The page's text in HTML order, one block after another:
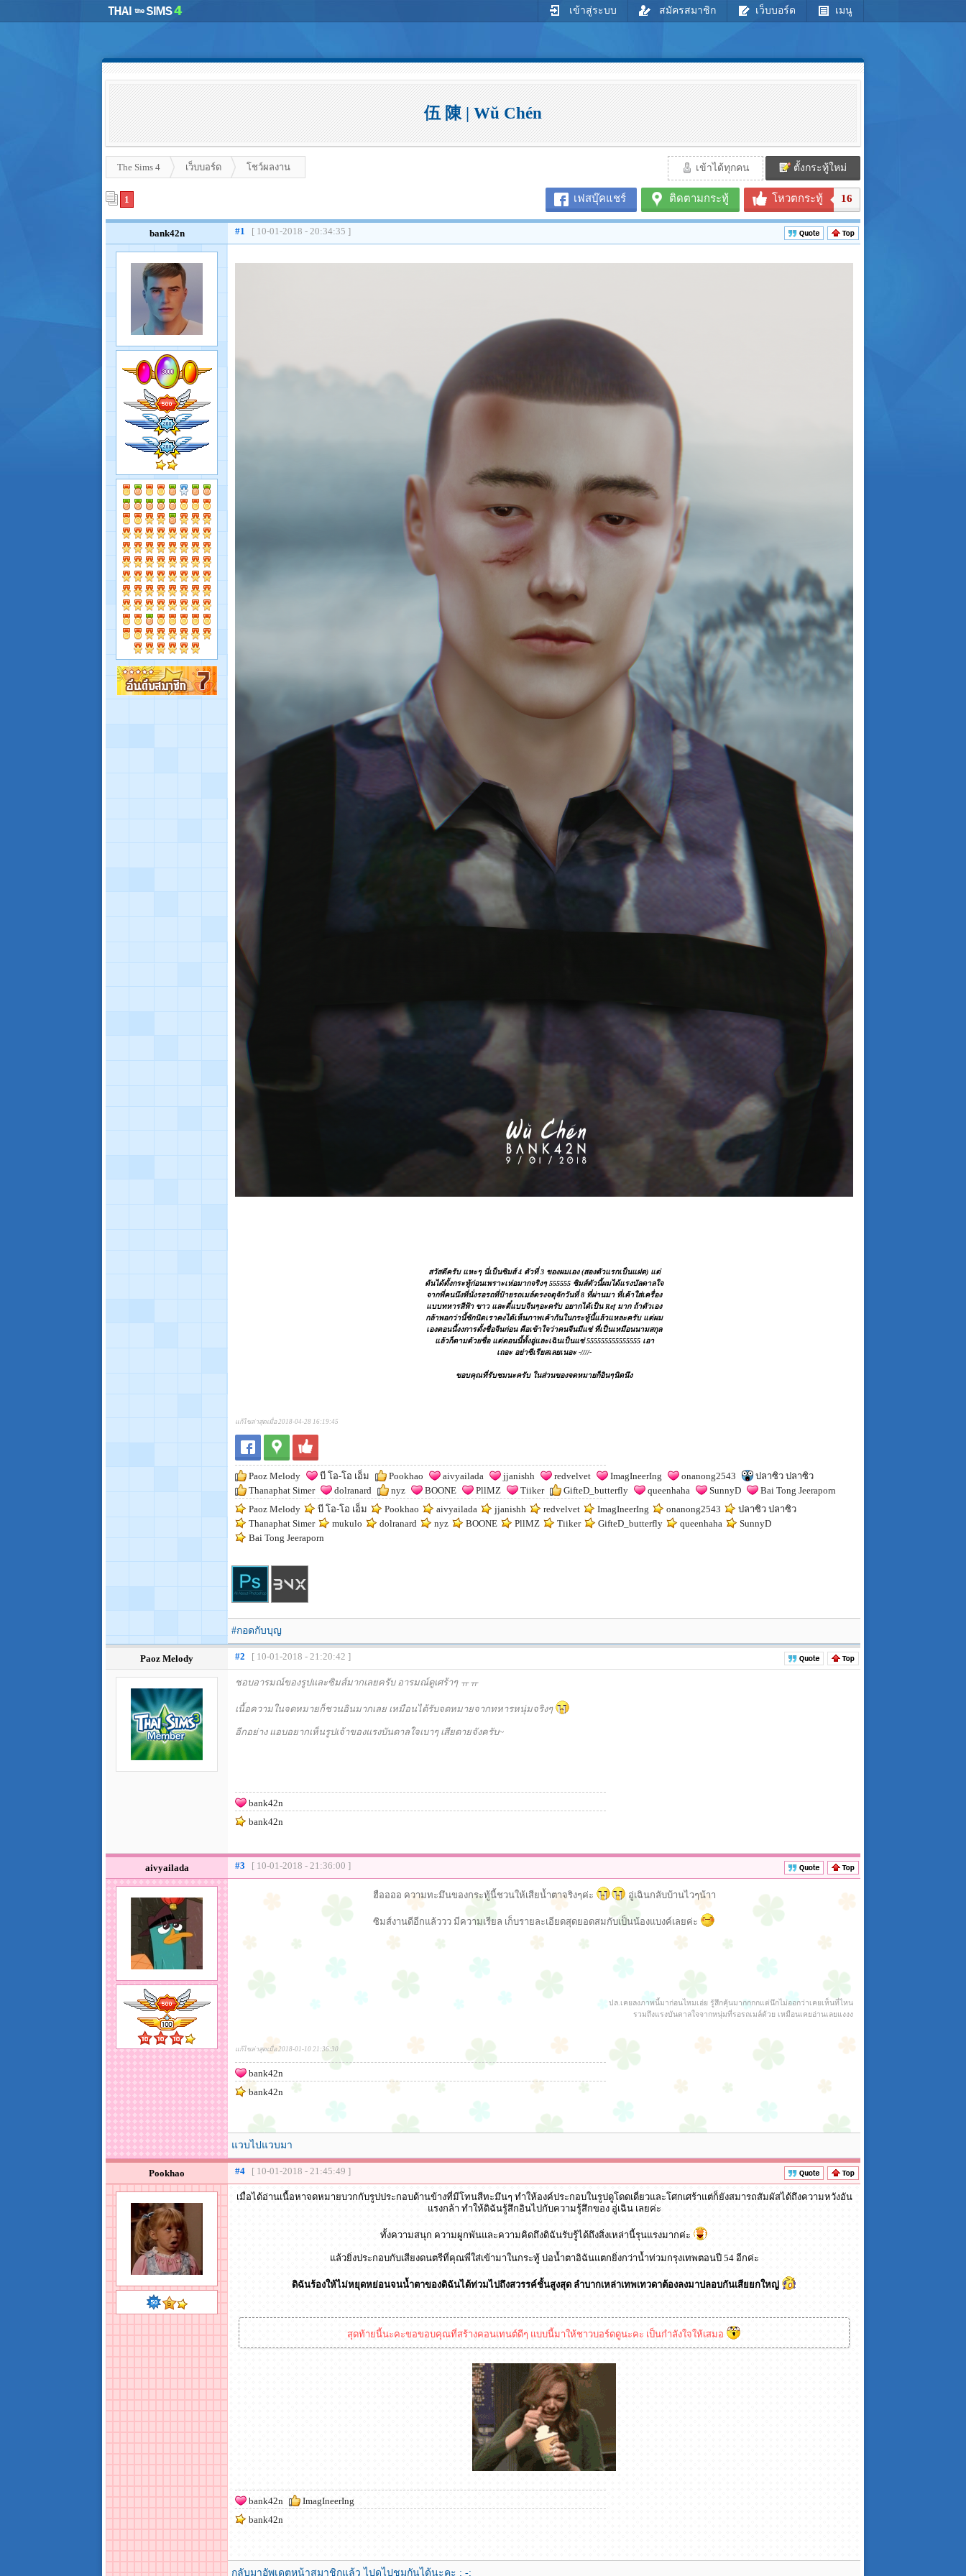
เข้าสู่ระบบ สมัครสมาชิก เว็บบอร์ด เมนู
伍 陳 | Wŭ Chén
The Sims 4 เว็บบอร์ด โชว์ผลงาน เข้าได้ทุกคน ตั้งกระทู้ใหม่
เฟสบุ๊คแชร์ ติดตามกระทู้ โหวตกระทู้ 16
1
bank42n #1 [ 10-01-2018 - 20:34:35 ]
สวัสดีครับ แหะๆ นี่เป็นซิมส์ 4 ตัวที่ 3 ของผมเอง (สองตัวแรกเป็นแฝด) แต่
ดันได้ตั้งกระทู้ก่อนเพราะเห่อมากจริงๆ 555555 ซิมส์ตัวนี้ผมได้แรงบัลดาลใจ
จากพี่คนนึงที่นั่งรอรถที่ป้ายรถเมล์ตรงจตุจักวันที่ 8 ที่ผ่านมา ที่เค้าใส่เครื่อง
แบบทหารสีฟ้า ขาว และตี๋แบบจีนๆอะครับ อยากได้เป็น Ref มาก ถ้าตัวเอง
กล้าพอกว่านี้ซักนิดเราคงได้เห็นภาพเค้ากันในกระทู้นี้แล้วแหละครับ แต่ผม
เองตอนนี้งงการตั้งชื่อจีนก่อน คือเข้าใจว่าคนจีนมีแซ่ ที่เป็นเหมือนนามสกุล
แล้วก็ตามด้วยชื่อ แต่ตอนนี้ทั้งอู่และเฉินเป็นแซ่ 555555555555555 เอา
เถอะ อย่าซีเรียสเลยเนอะ -////-
ขอบคุณที่รับชมนะครับ ในส่วนของจดหมายก็อินๆนิดนึง
แก้ไขล่าสุดเมื่อ 2018-04-28 16:19:45
Paoz Melody บี โอ-โอ เอ็ม Pookhao aivyailada jjanishh redvelvet ImagIneerIng onanong2543
ปลาซิว ปลาซิว
Thanaphat Simer
dolranard nyz BOONE PllMZ Tiiker GifteD_butterfly queenhaha SunnyD
Bai Tong Jeeraporn
Paoz Melody
บี โอ-โอ เอ็ม Pookhao aivyailada jjanishh redvelvet ImagIneerIng onanong2543
ปลาซิว ปลาซิว
Thanaphat Simer
mukulo dolranard nyz BOONE PllMZ Tiiker GifteD_butterfly queenhaha
SunnyD
Bai Tong Jeeraporn
#กอดกับบุญ
Paoz Melody #2 [ 10-01-2018 - 21:20:42 ]
ชอบอารมณ์ของรูปและซิมส์มากเลยครับ อารมณ์ดูเศร้าๆ ㅠㅠ
เนื้อความในจดหมายก็ชวนอินมากเลย เหมือนได้รับจดหมายจากทหารหนุ่มจริงๆ
อีกอย่าง แอบอยากเห็นรูปเจ้าของแรงบันดาลใจเบาๆ เสียดายจังครับ~
bank42n
bank42n
aivyailada #3 [ 10-01-2018 - 21:36:00 ]
ฮืออออ ความทะมึนของกระทู้นี้ชวนให้เสียน้ำตาจริงๆค่ะ อู่เฉินกลับบ้านไวๆน้าา
ซิมส์งานดีอีกแล้ววว มีความเรียล เก็บรายละเอียดสุดยอดสมกับเป็นน้องแบงค์เลยค่ะ
ปล.เคยลงภาพนี้มาก่อนไหมเอ่ย รู้สึกคุ้นมากกกกแต่นึกไม่ออกว่าเคยเห็นที่ไหน
รวมถึงแรงบันดาลใจจากหนุ่มที่รอรถเมล์ด้วย เหมือนเคยอ่านเลยแงงง
แก้ไขล่าสุดเมื่อ 2018-01-10 21:36:30
bank42n
bank42n
แวบไปแวบมา
Pookhao #4 [ 10-01-2018 - 21:45:49 ]
เมื่อได้อ่านเนื้อหาจดหมายบวกกับรูปประกอบด้านข้างที่มีโทนสีทะมึนๆ ทำให้องค์ประกอบในรูปดูโดดเดี่ยวและโศกเศร้าแต่ก็ยังสมารถสัมผัสได้ถึงความหวังอัน
แรงกล้า ทำให้ดิฉันรู้สึกอินไปกับความรู้สึกของ อู่เฉิน เลยค่ะ
ทั้งความสนุก ความผูกพันและความคิดถึงดิฉันรับรู้ได้ถึงสิ่งเหล่านี้รุนแรงมากค่ะ
แล้วยิ่งประกอบกับเสียงดนตรีที่คุณพี่ใส่เข้ามาในกระทู้ บ่อน้ำตาอิฉันแตกยิ่งกว่าน้ำท่วมกรุงเทพตอนปี 54 อีกค่ะ
ดิฉันร้องให้ไม่หยุดหย่อนจนน้ำตาของดิฉันได้ท่วมไปถึงสวรรค์ชั้นสูงสุด ลำบากเหล่าเทพเทวดาต้องลงมาปลอบกันเสียยกใหญ่
สุดท้ายนี้นะคะขอขอบคุณที่สร้างคอนเทนต์ดีๆ แบบนี้มาให้ชาวบอร์ดดูนะคะ เป็นกำลังใจให้เสมอ
bank42n
ImagIneerIng
bank42n
กลับมาอัพเดตหน้าสมาชิกแล้ว ไปดูไปชมกันได้นะคะ ; -;